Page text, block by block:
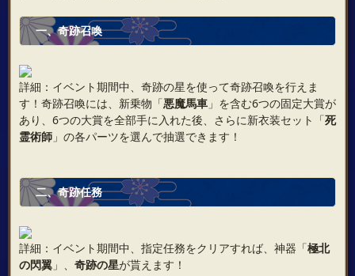
一、奇跡召喚
詳細：イベント期間中、奇跡の星を使って奇跡召喚を行えま
す！奇跡召喚には、新乗物「悪魔馬車」を含む6つの固定大賞が
あり、6つの大賞を全部手に入れた後、さらに新衣装セット「死
霊術師」の各パーツを選んで抽選できます！
二、奇跡任務
詳細：イベント期間中、指定任務をクリアすれば、神器「極北
の閃翼」、 奇跡の星が貰えます！